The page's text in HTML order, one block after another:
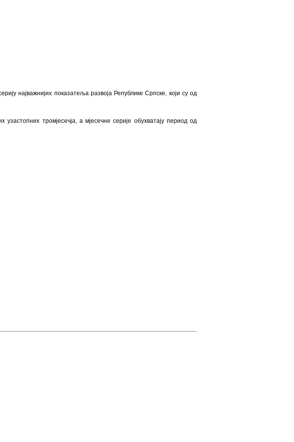
најважнијих показатеља развоја Републике Српске, који су од
тромјесечја, а мјесечне серије обухватају период од